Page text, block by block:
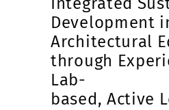
Development
Architectural
through
Lab-
based, Active